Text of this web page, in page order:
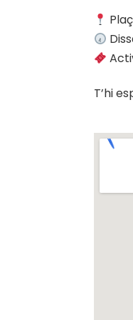
T’hi